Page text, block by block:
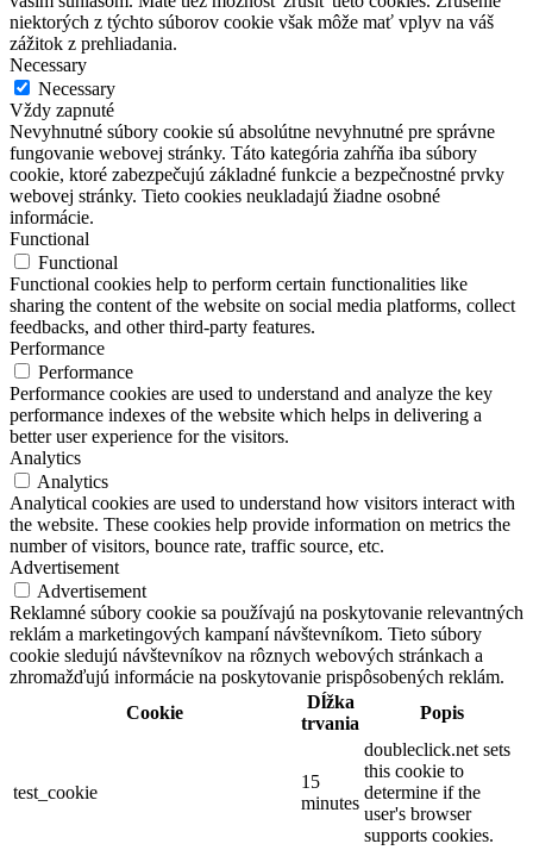
niektorých z týchto súborov cookie však môže mať vplyv na váš
zážitok z prehliadania.
Necessary
Necessary
Vždy zapnuté
Nevyhnutné súbory cookie sú absolútne nevyhnutné pre správne
fungovanie webovej stránky. Táto kategória zahŕňa iba súbory
cookie, ktoré zabezpečujú základné funkcie a bezpečnostné prvky
webovej stránky. Tieto cookies neukladajú žiadne osobné
informácie.
Functional
Functional
Functional cookies help to perform certain functionalities like
sharing the content of the website on social media platforms, collect
feedbacks, and other third-party features.
Performance
Performance
Performance cookies are used to understand and analyze the key
performance indexes of the website which helps in delivering a
better user experience for the visitors.
Analytics
Analytics
Analytical cookies are used to understand how visitors interact with
the website. These cookies help provide information on metrics the
number of visitors, bounce rate, traffic source, etc.
Advertisement
Advertisement
Reklamné súbory cookie sa používajú na poskytovanie relevantných
reklám a marketingových kampaní návštevníkom. Tieto súbory
cookie sledujú návštevníkov na rôznych webových stránkach a
zhromažďujú informácie na poskytovanie prispôsobených reklám.
Cookie
Dĺžka
trvania
Popis
test_cookie
15
minutes
doubleclick.net sets
this cookie to
determine if the
user's browser
supports cookies.